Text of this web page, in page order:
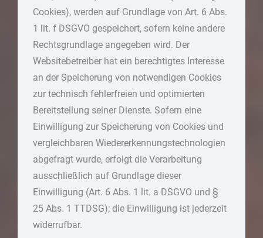
Cookies), werden auf Grundlage von Art. 6 Abs.
1 lit. f DSGVO gespeichert, sofern keine andere
Rechtsgrundlage angegeben wird. Der
Websitebetreiber hat ein berechtigtes Interesse
an der Speicherung von notwendigen Cookies
zur technisch fehlerfreien und optimierten
Bereitstellung seiner Dienste. Sofern eine
Einwilligung zur Speicherung von Cookies und
vergleichbaren Wiedererkennungstechnologien
abgefragt wurde, erfolgt die Verarbeitung
ausschließlich auf Grundlage dieser
Einwilligung (Art. 6 Abs. 1 lit. a DSGVO und §
25 Abs. 1 TTDSG); die Einwilligung ist jederzeit
widerrufbar.